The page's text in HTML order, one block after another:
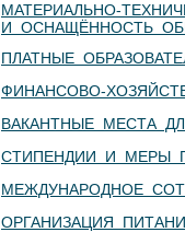
МАТЕРИАЛЬНО-
И ОСНАЩЁННОСТЬ
ПЛАТНЫЕ
ФИНАНСОВО-
ВАКАНТНЫЕ МЕСТА
СТИПЕНДИИ И МЕРЫ
МЕЖДУНАРОДНОЕ
ОРГАНИЗАЦИЯ